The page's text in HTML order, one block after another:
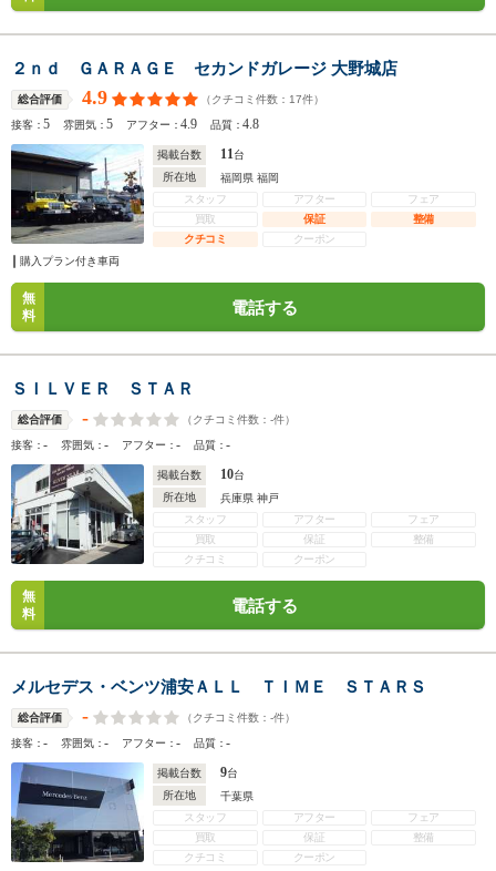
２ｎｄ ＧＡＲＡＧＥ セカンドガレージ 大野城店
総合評価 4.9 （クチコミ件数： 17件）
接客：5 雰囲気：5 アフター：4.9 品質：4.8
掲載台数 11台
所在地
福岡県 福岡
スタッフ
アフター
フェア
買取
保証
整備
クチコミ
クーポン
購入プラン付き車両
無
料
電話する
ＳＩＬＶＥＲ ＳＴＡＲ
総合評価 - （クチコミ件数： -件）
接客：- 雰囲気：- アフター：- 品質：-
掲載台数 10台
所在地
兵庫県 神戸
スタッフ
アフター
フェア
買取
保証
整備
クチコミ
クーポン
無
料
電話する
メルセデス・ベンツ浦安ＡＬＬ ＴＩＭＥ ＳＴＡＲＳ
総合評価 - （クチコミ件数： -件）
接客：- 雰囲気：- アフター：- 品質：-
掲載台数 9台
所在地
千葉県
スタッフ
アフター
フェア
買取
保証
整備
クチコミ
クーポン